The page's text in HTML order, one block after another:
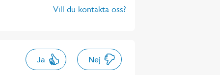
Vill du kontakta oss?
Ja Nej